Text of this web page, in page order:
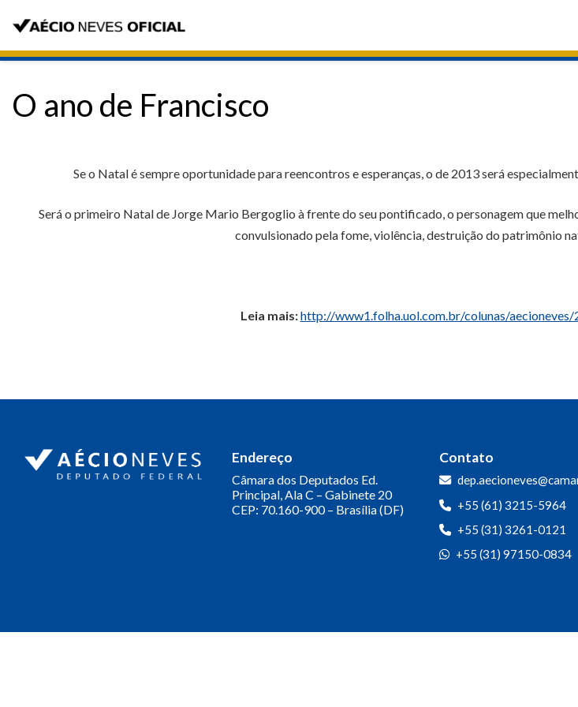
O ano de Francisco
Se o Natal é sempre oportunidade para reencontros e esperanças, o de 2013 será
Será o primeiro Natal de Jorge Mario Bergoglio à frente do seu pontificado, o personagem que
convulsionado pela fome, violência, destruição do patrimônio
Leia mais:http://www1.folha.uol.com.br/colunas/
Endereço
Câmara dos Deputados Ed.
Principal, Ala C – Gabinete 20
CEP: 70.160-900 – Brasília (DF)
Contato
+55 (61) 3215-5964
+55 (31) 3261-0121
+55 (31) 97150-0834